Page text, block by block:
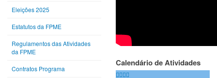
Eleições 2025
Estatutos da FPME
Regulamentos das Atividades
da FPME
Contratos Programa
Calendário de Atividades